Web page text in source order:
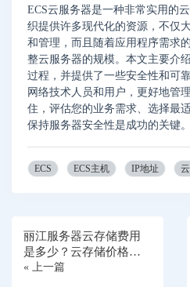
ECS云服务器是一种非常实用的
织提供许多现代化的资源，不仅
和管理，而且随着应用程序需求
整云服务器的规模。本文主要介
过程，并提供了一些安全性和可
网络技术人员和用户，更好地管
住，评估您的业务需求、选择最
保持服务器安全性是成功的关键。
ECS ECS主机 IP地址
丽江服务器云存储费用
是多少？云存储价格的
影响因素
« 上一篇